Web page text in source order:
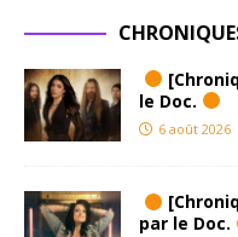
le Doc.
6 août 2026
par le Doc.